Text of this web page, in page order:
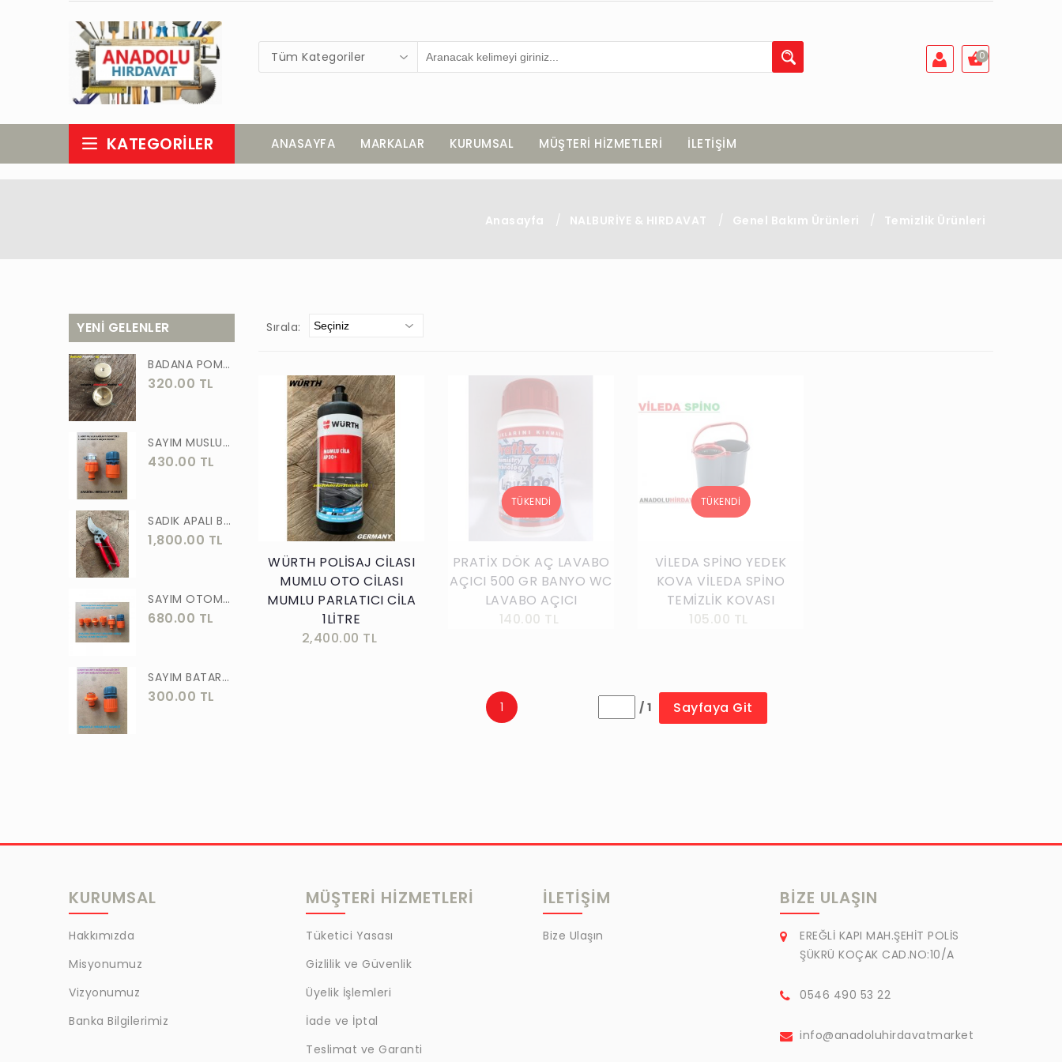
Tüm Kategoriler 0
KATEGORILER ANASAYFA MARKALAR KURUMSAL MÜŞTERİ HİZMETLERİ İLETİŞİM
Anasayfa / NALBURİYE & HIRDAVAT / Genel Bakım Ürünleri / Temizlik Ürünleri
YENİ GELENLER
BADANA POMPA UCU PİRİNÇ BADANA POMPASI YAYLI BAŞLIK UÇ 1 ADET
320.00 TL
SAYIM MUSLUK BAĞLANTI ADAPTÖRÜ VE OTOMATİK 2 Lİ SET ADAPTÖR
430.00 TL
SADIK APALI BAĞ BUDAMA MAKASI BİTKİ BUDAMA MAKASI EL YAPIMI
1,800.00 TL
SAYIM OTOMATİK MUSLUK VE BATARYA BAGLANTI ADAPTÖRÜ 6 PARÇA SET
680.00 TL
SAYIM BATARYA BAĞLANTI ADAPTÖRÜ OTOMATİK BATARYA BAGLANTISI 2 Lİ
300.00 TL
Sırala:
Sepete Ekle
WÜRTH POLİSAJ CİLASI
MUMLU OTO CİLASI
MUMLU PARLATICI CİLA
1LİTRE
2,400.00 TL
PRATİX DÖK AÇ LAVABO
AÇICI 500 GR BANYO WC
LAVABO AÇICI
140.00 TL
VİLEDA SPİNO YEDEK
KOVA VİLEDA SPİNO
TEMİZLİK KOVASI
105.00 TL
1 / 1 Sayfaya Git
KURUMSAL
Hakkımızda
Misyonumuz
Vizyonumuz
Banka Bilgilerimiz
MÜŞTERİ HİZMETLERİ
Tüketici Yasası
Gizlilik ve Güvenlik
Üyelik İşlemleri
İade ve İptal
Teslimat ve Garanti
İLETİŞİM
Bize Ulaşın
BIZE ULAŞIN
EREĞLİ KAPI MAH.ŞEHİT POLİS
ŞÜKRÜ KOÇAK CAD.NO:10/A
0546 490 53 22
info@anadoluhirdavatmarket